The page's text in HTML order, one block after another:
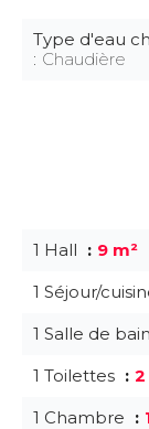
Type d'eau
Chaudière
1 Hall
9 m²
1 Séjour/
1 Salle de
1 Toilettes
2
1 Chambre